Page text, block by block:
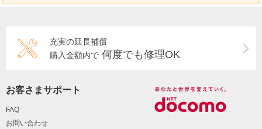
充実の延長補償
購入金額内で 何度でも修理OK
お客さまサポート
FAQ
お問い合わせ